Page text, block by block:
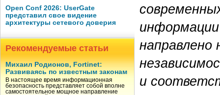
Open Conf 2026: UserGate
представил свое видение
архитектуры сетевого доверия
Рекомендуемые статьи
Михаил Родионов, Fortinet:
Развиваясь по известным законам
В настоящее время информационная
безопасность представляет собой вполне
самостоятельное мощное направление
направлено
и